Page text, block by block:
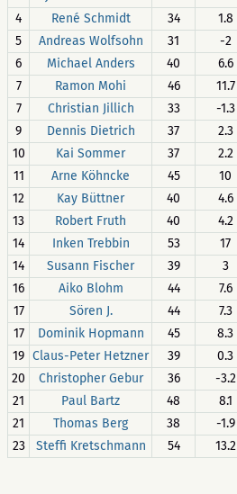
4
René Schmidt 34 1.8
5
Andreas Wolfsohn 31 -2
6
Michael Anders 40 6.6
7
Ramon Mohi 46 11.7
7
Christian Jillich 33 -1.3
9
Dennis Dietrich 37 2.3
10
Kai Sommer 37 2.2
11
Arne Köhncke 45 10
12
Kay Büttner 40 4.6
13
Robert Fruth 40 4.2
14
Inken Trebbin 53 17
14
Susann Fischer 39 3
16
Aiko Blohm 44 7.6
17
Sören J. 44 7.3
17
Dominik Hopmann 45 8.3
19 Claus-Peter Hetzner 39 0.3
20
Christopher Gebur 36 -3.2
21
Paul Bartz 48 8.1
21
Thomas Berg 38 -1.9
23
Steffi Kretschmann 54 13.2